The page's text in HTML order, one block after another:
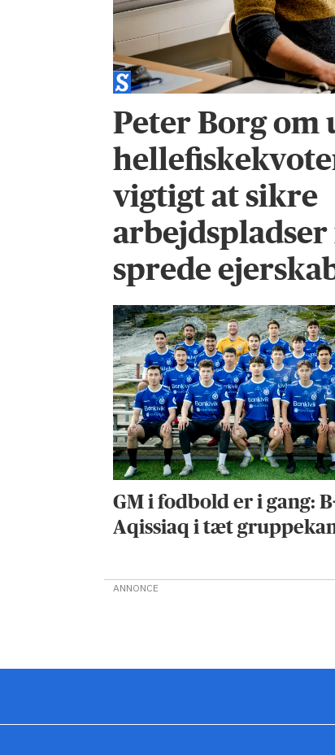
Peter Borg om
vigtigt at sikre
arbejdspladser
sprede
GM i fodbold er i gang:
Aqissiaq i tæt
ANNONCE